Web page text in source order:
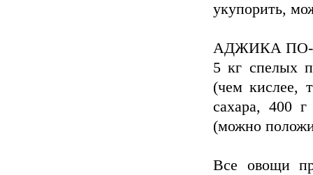
укупорить,
АДЖИКА
5 кг спелых
(чем кислее,
сахара, 400
(можно
Все овощи